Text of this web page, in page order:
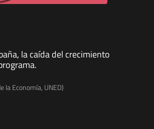
la caída del crecimiento
la Economía, UNED)